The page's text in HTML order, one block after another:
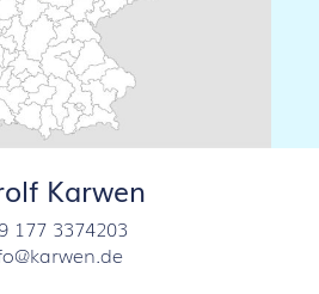
Karwen
177 3374203